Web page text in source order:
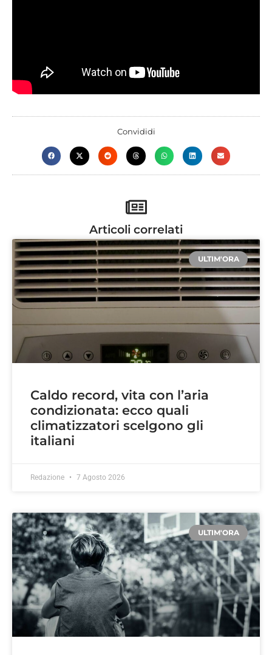
Convididi
Articoli correlati
ULTIM'ORA
Caldo record, vita con l’aria
condizionata: ecco quali
climatizzatori scelgono gli
italiani
Redazione 7 Agosto 2026
ULTIM'ORA